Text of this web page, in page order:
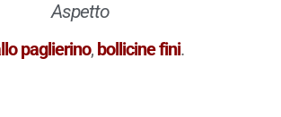
Aspetto
paglierino, bollicine fini.